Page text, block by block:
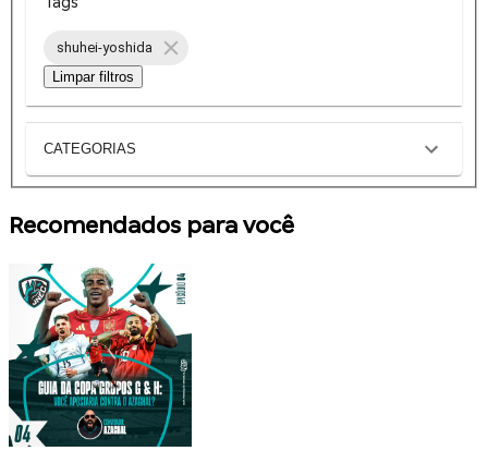
shuhei-yoshida
Limpar filtros
CATEGORIAS
Recomendados para você